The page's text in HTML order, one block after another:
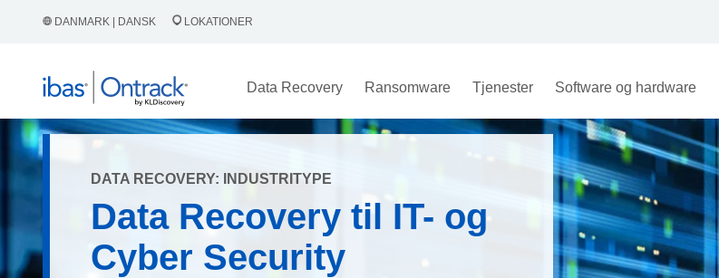
DANMARK | DANSK LOKATIONER
Data Recovery Ransomware Tjenester Software og hardware
DATA RECOVERY: INDUSTRITYPE
Data Recovery til IT- og
Cyber Security